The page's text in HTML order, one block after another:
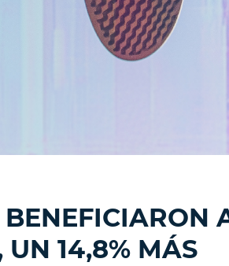
BENEFICIARON
UN 14,8% MÁS